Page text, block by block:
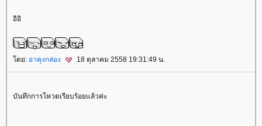
อิอิ
ดย: อาคุงกล่อง 18 ตุลาคม 2558 19:31:49 น.
บันทึกการโหวตเรียบร้อยแล้วค่ะ